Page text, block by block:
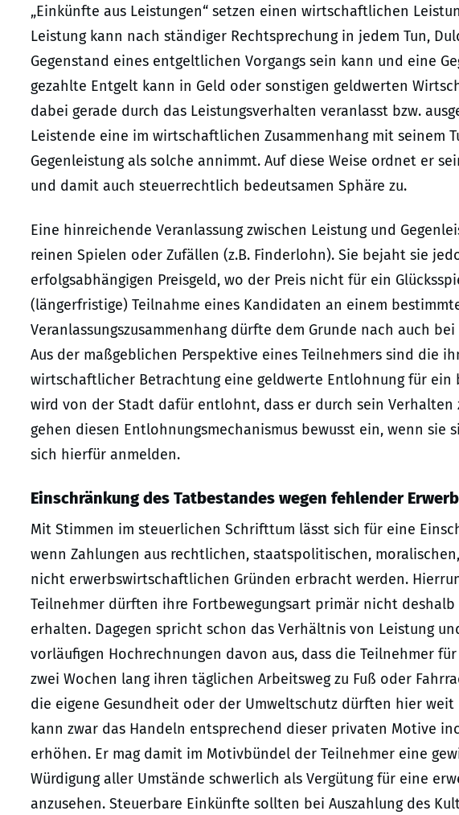
„Einkünfte aus Leistungen“ setzen einen wirtschaftlichen
Leistung kann nach ständiger Rechtsprechung in jedem Tun,
Gegenstand eines entgeltlichen Vorgangs sein kann und eine
gezahlte Entgelt kann in Geld oder sonstigen geldwerten
dabei gerade durch das Leistungsverhalten veranlasst bzw.
Leistende eine im wirtschaftlichen Zusammenhang mit seinem
Gegenleistung als solche annimmt. Auf diese Weise ordnet er
und damit auch steuerrechtlich bedeutsamen Sphäre zu.
Eine hinreichende Veranlassung zwischen Leistung und
reinen Spielen oder Zufällen (z.B. Finderlohn). Sie bejaht sie
erfolgsabhängigen Preisgeld, wo der Preis nicht für ein
(längerfristige) Teilnahme eines Kandidaten an einem
Veranlassungszusammenhang dürfte dem Grunde nach auch
Aus der maßgeblichen Perspektive eines Teilnehmers sind die
wirtschaftlicher Betrachtung eine geldwerte Entlohnung für ein
wird von der Stadt dafür entlohnt, dass er durch sein Verhalten
gehen diesen Entlohnungsmechanismus bewusst ein, wenn
sich hierfür anmelden.
Einschränkung des Tatbestandes wegen fehlender
Mit Stimmen im steuerlichen Schrifttum lässt sich für eine
wenn Zahlungen aus rechtlichen, staatspolitischen,
nicht erwerbswirtschaftlichen Gründen erbracht werden.
Teilnehmer dürften ihre Fortbewegungsart primär nicht
erhalten. Dagegen spricht schon das Verhältnis von Leistung
vorläufigen Hochrechnungen davon aus, dass die Teilnehmer
zwei Wochen lang ihren täglichen Arbeitsweg zu Fuß oder
die eigene Gesundheit oder der Umweltschutz dürften hier
kann zwar das Handeln entsprechend dieser privaten Motive
erhöhen. Er mag damit im Motivbündel der Teilnehmer eine
Würdigung aller Umstände schwerlich als Vergütung für eine
anzusehen. Steuerbare Einkünfte sollten bei Auszahlung des